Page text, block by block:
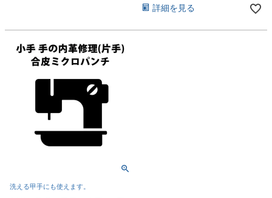
詳細を見る
洗える甲手にも使えます。